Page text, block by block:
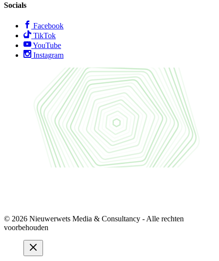
Socials
Facebook
TikTok
YouTube
Instagram
© 2026 Nieuwerwets Media & Consultancy - Alle rechten
voorbehouden